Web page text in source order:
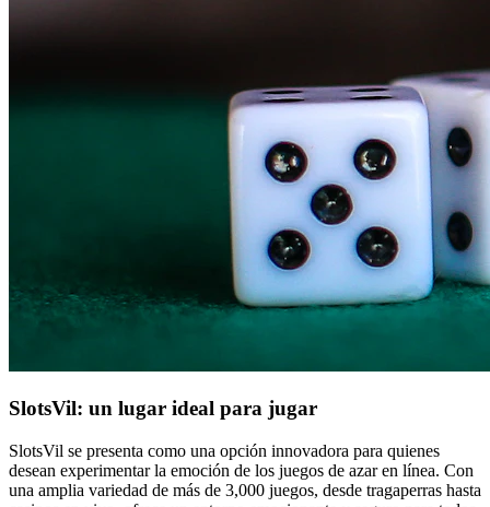
SlotsVil: un lugar ideal para jugar
SlotsVil se presenta como una opción innovadora para quienes
desean experimentar la emoción de los juegos de azar en línea. Con
una amplia variedad de más de 3,000 juegos, desde tragaperras hasta